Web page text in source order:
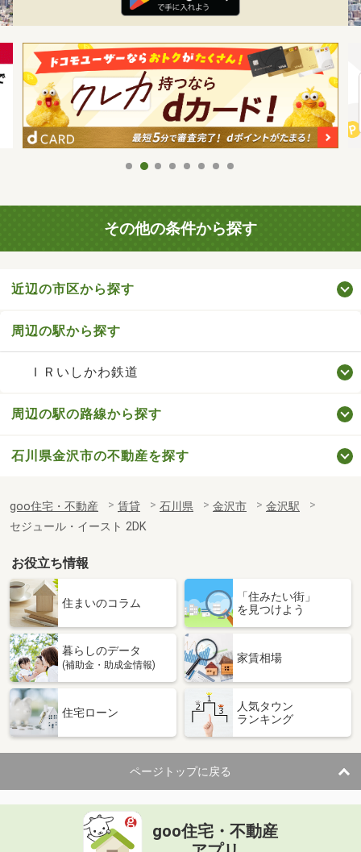
その他の条件から探す
近辺の市区から探す
周辺の駅から探す
ＩＲいしかわ鉄道
周辺の駅の路線から探す
石川県金沢市の不動産を探す
goo住宅・不動産 賃貸 石川県 金沢市
金沢駅
セジュール・イースト 2DK
お役立ち情報
住まいのコラム
「住みたい街」
を見つけよう
暮らしのデータ
(補助金・助成金情報)
家賃相場
住宅ローン
人気タウン
ランキング
ページトップに戻る
goo住宅・不動産